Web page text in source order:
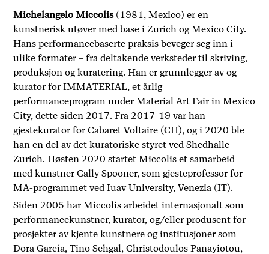
Michelangelo Miccolis(1981, Mexico) er en
kunstnerisk utøver med base i Zurich og Mexico City.
Hans performancebaserte praksis beveger seg inn i
ulike formater – fra deltakende verksteder til skriving,
produksjon og kuratering. Han er grunnlegger av og
kurator for IMMATERIAL, et årlig
performanceprogram under Material Art Fair in Mexico
City, dette siden 2017. Fra 2017-19 var han
gjestekurator for Cabaret Voltaire (CH), og i 2020 ble
han en del av det kuratoriske styret ved Shedhalle
Zurich. Høsten 2020 startet Miccolis et samarbeid
med kunstner Cally Spooner, som gjesteprofessor for
MA-programmet ved Iuav University, Venezia (IT).
Siden 2005 har Miccolis arbeidet internasjonalt som
performancekunstner, kurator, og/eller produsent for
prosjekter av kjente kunstnere og institusjoner som
Dora García, Tino Sehgal, Christodoulos Panayiotou,